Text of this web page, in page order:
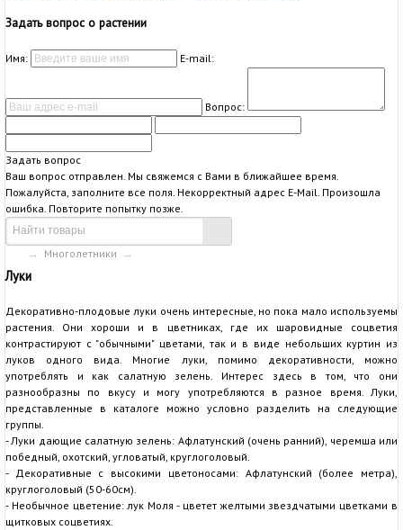
Задать вопрос о растении
Имя: E-mail:
Вопрос:
Задать вопрос
Ваш вопрос отправлен. Мы свяжемся с Вами в ближайшее время.
Пожалуйста, заполните все поля. Некорректный адрес E-Mail. Произошла
ошибка. Повторите попытку позже.
→ Многолетники →
Луки
Декоративно-плодовые луки очень интересные, но пока мало используемы
растения. Они хороши и в цветниках, где их шаровидные соцветия
контрастируют с "обычными" цветами, так и в виде небольших куртин из
луков одного вида. Многие луки, помимо декоративности, можно
употреблять и как салатную зелень. Интерес здесь в том, что они
разнообразны по вкусу и могу употребляются в разное время. Луки,
представленные в каталоге можно условно разделить на следующие
группы.
- Луки дающие салатную зелень: Афлатунский (очень ранний), черемша или
победный, охотский, угловатый, круглоголовый.
- Декоративные с высокими цветоносами: Афлатунский (более метра),
круглоголовый (50-60см).
- Необычное цветение: лук Моля - цветет желтыми звездчатыми цветками в
щитковых соцветиях.